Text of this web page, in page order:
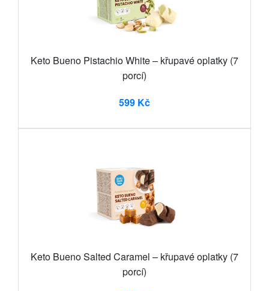
Keto Bueno Pistachio White – křupavé oplatky (7
porcí)
599 Kč
Keto Bueno Salted Caramel – křupavé oplatky (7
porcí)